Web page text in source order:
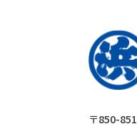
〒850-